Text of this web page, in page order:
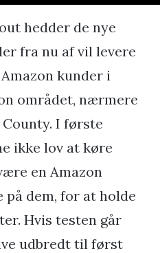
hedder de nye
fra nu af vil levere
kunder i
området, nærmere
I første
ikke lov at køre
en Amazon
dem, for at holde
Hvis testen går
udbredt til først